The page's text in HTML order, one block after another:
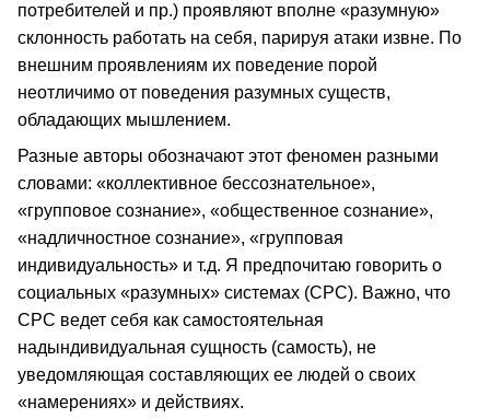
потребителей и пр.) проявляют вполне «разумную»
склонность работать на себя, парируя атаки извне. По
внешним проявлениям их поведение порой
неотличимо от поведения разумных существ,
обладающих мышлением.
Разные авторы обозначают этот феномен разными
словами: «коллективное бессознательное»,
«групповое сознание», «общественное сознание»,
«надличностное сознание», «групповая
индивидуальность» и т.д. Я предпочитаю говорить о
социальных «разумных» системах (СРС). Важно, что
СРС ведет себя как самостоятельная
надындивидуальная сущность (самость), не
уведомляющая составляющих ее людей о своих
«намерениях» и действиях.